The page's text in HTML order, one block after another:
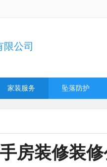
公司
家装服务 坠落防护
房装修装